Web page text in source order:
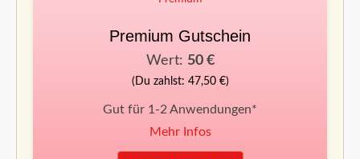
Premium Gutschein
Wert: 50 €
(Du zahlst: 47,50 €)
Gut für 1-2 Anwendungen*
Mehr Infos